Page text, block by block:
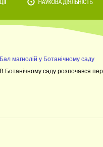
Бал магнолій у Ботанічному саду
В Ботанічному саду розпочався